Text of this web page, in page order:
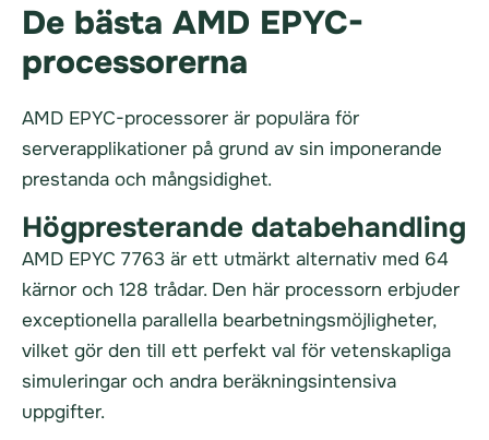
De bästa AMD EPYC-
processorerna
AMD EPYC-processorer är populära för
serverapplikationer på grund av sin imponerande
prestanda och mångsidighet.
Högpresterande databehandling
AMD EPYC 7763 är ett utmärkt alternativ med 64
kärnor och 128 trådar. Den här processorn erbjuder
exceptionella parallella bearbetningsmöjligheter,
vilket gör den till ett perfekt val för vetenskapliga
simuleringar och andra beräkningsintensiva
uppgifter.